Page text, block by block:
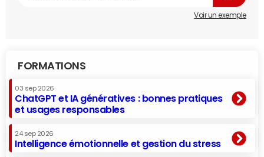
Voir un exemple
FORMATIONS
03 sep 2026
ChatGPT et IA génératives : bonnes pratiques
et usages responsables
24 sep 2026
Intelligence émotionnelle et gestion du stress